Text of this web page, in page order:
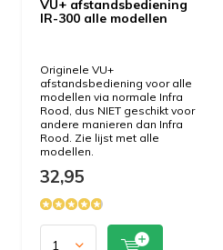
VU+ afstandsbediening
IR-300 alle modellen
Originele VU+
afstandsbediening voor alle
modellen via normale Infra
Rood, dus NIET geschikt voor
andere manieren dan Infra
Rood. Zie lijst met alle
modellen.
32,95